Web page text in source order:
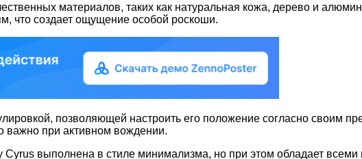
материалов, таких как натуральная кожа, дерево и
что создает ощущение особой роскоши.
позволяющей настроить его положение согласно своим
важно при активном вождении.
Cyrus выполнена в стиле минимализма, но при этом обладает